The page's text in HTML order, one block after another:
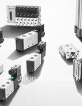
Union Winkelstück